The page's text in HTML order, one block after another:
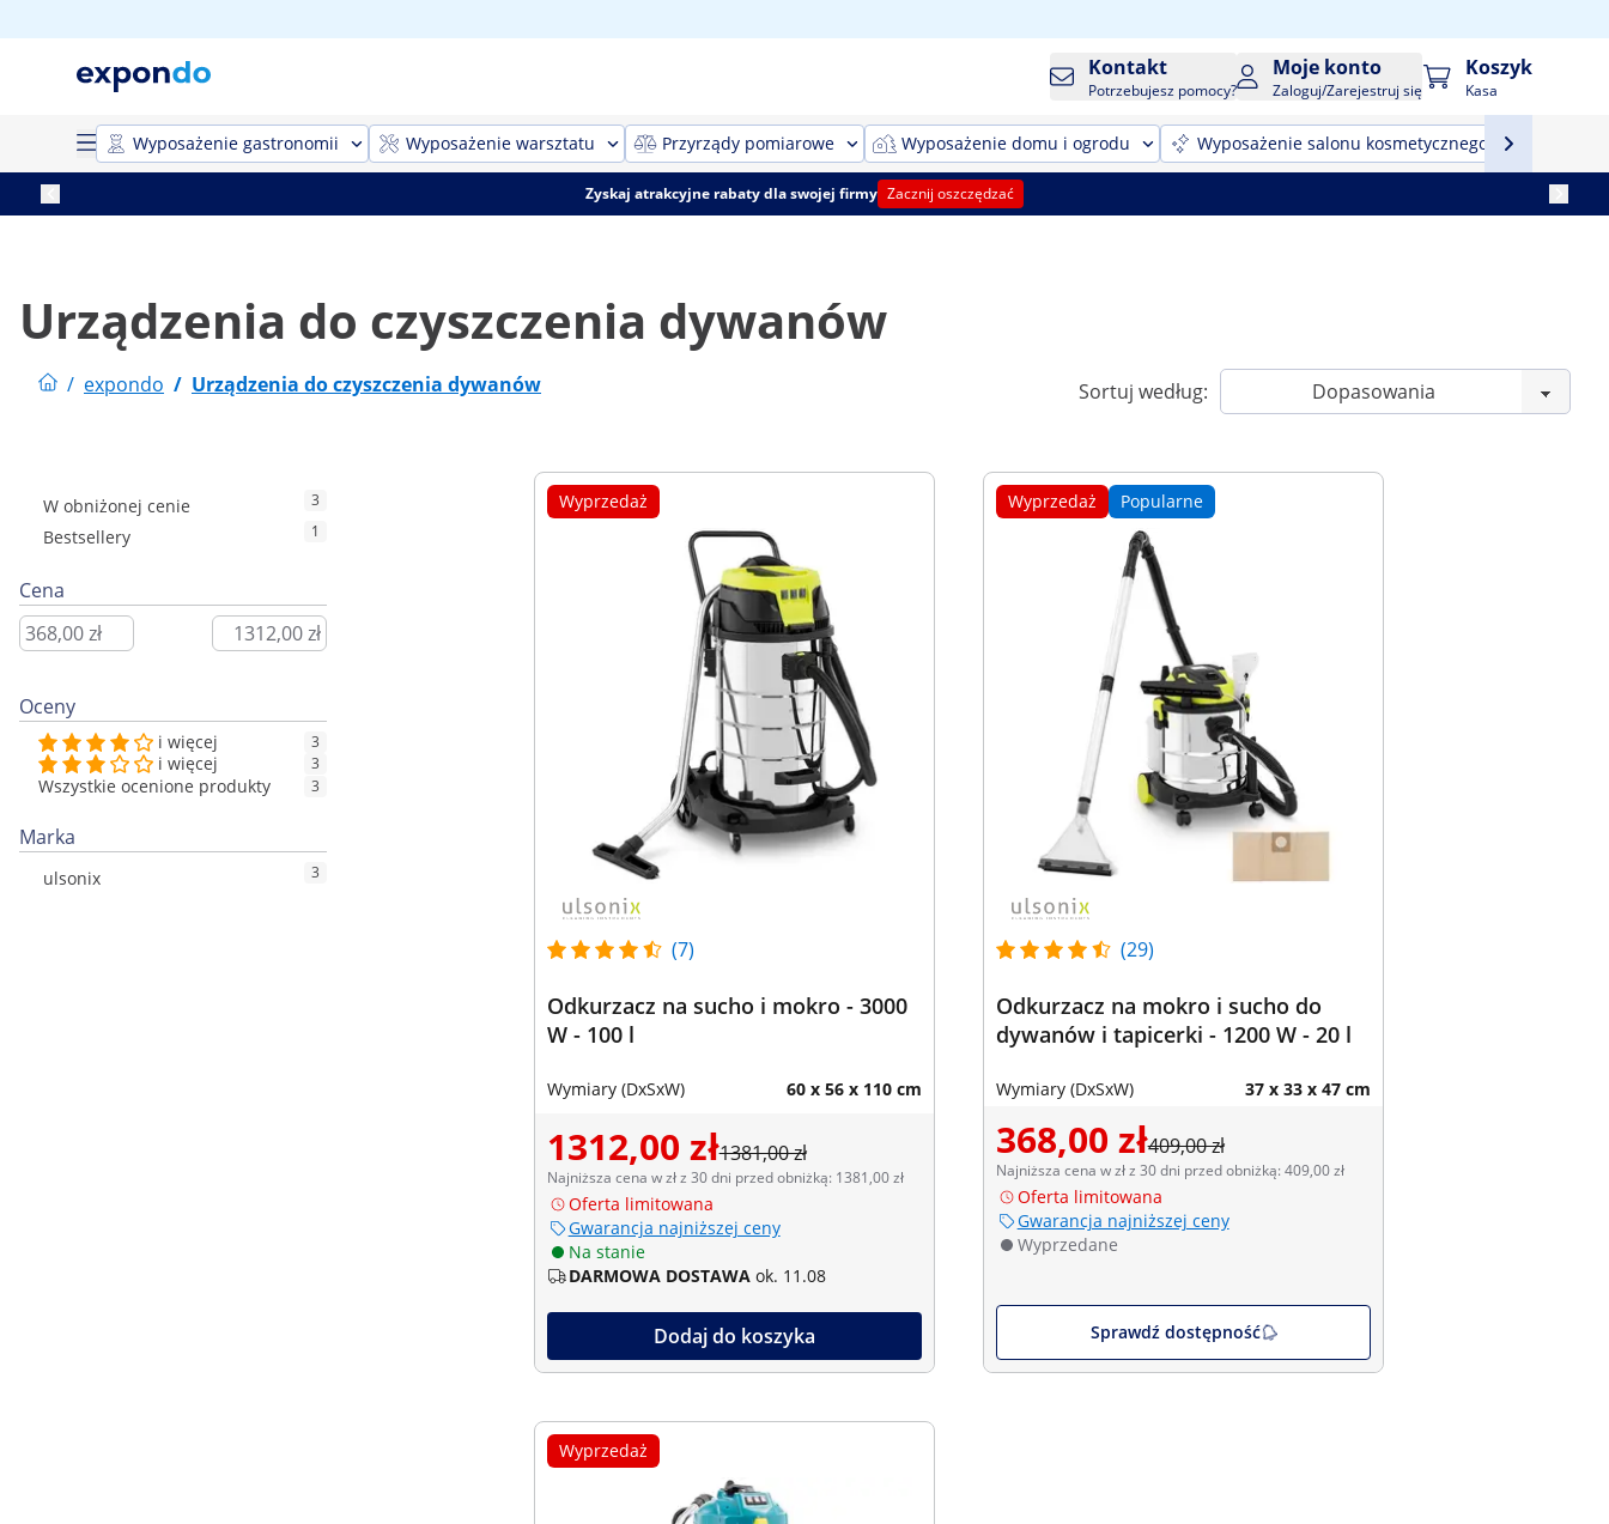
Kontakt
Potrzebujesz pomocy?
Moje konto
Zaloguj/Zarejestruj się
Koszyk
Kasa
Wyposażenie gastronomii Wyposażenie warsztatu Przyrządy pomiarowe Wyposażenie domu i ogrodu Wyposażenie salonu kosmetycznego
Zyskaj atrakcyjne rabaty dla swojej firmy Zacznij oszczędzać
Urządzenia do czyszczenia dywanów
/ expondo / Urządzenia do czyszczenia dywanów Sortuj według:
W obniżonej cenie 3
Bestsellery 1
Cena
Oceny
i więcej 3
i więcej 3
Wszystkie ocenione produkty 3
Marka
ulsonix 3
Wyprzedaż
(7)
Odkurzacz na sucho i mokro - 3000
W - 100 l
Wymiary (DxSxW) 60 x 56 x 110 cm
1312,00 zł1381,00 zł
Najniższa cena w zł z 30 dni przed obniżką: 1381,00 zł
Oferta limitowana
Gwarancja najniższej ceny
Na stanie
DARMOWA DOSTAWA ok. 11.08
Dodaj do koszyka
Wyprzedaż Popularne
(29)
Odkurzacz na mokro i sucho do
dywanów i tapicerki - 1200 W - 20 l
Wymiary (DxSxW) 37 x 33 x 47 cm
368,00 zł409,00 zł
Najniższa cena w zł z 30 dni przed obniżką: 409,00 zł
Oferta limitowana
Gwarancja najniższej ceny
Wyprzedane
Sprawdź dostępność
Wyprzedaż